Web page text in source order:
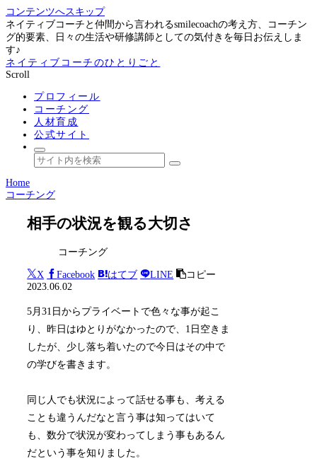
コンテンツへスキップ
ネイティブコーチと仲間から言われるsmilecoachの考え方、コーチン
グ的要素、日々の生活や研修講師としての気付きを毎日お伝えしま
す♪
ネイティブコーチのひとりごと
Scroll
プロフィール
コーチング
人材育成
公式サイト
Home
コーチング
相手の状況を観る大切さ
コーチング
X Facebook はてブ LINE
コピー
2023.06.02
5月31日からプライベートで色々な事が起こ
り、昨日はゆとりがなかったので、1日空きま
したが、少し落ち着いたので今日はその中で
の学びを書きます。
同じ人でも状況によって話せる事も、考える
ことも違うんだなと言う事は知ってはいて
も、数分で状況が変わってしまう事もあるん
だという事を知りました。